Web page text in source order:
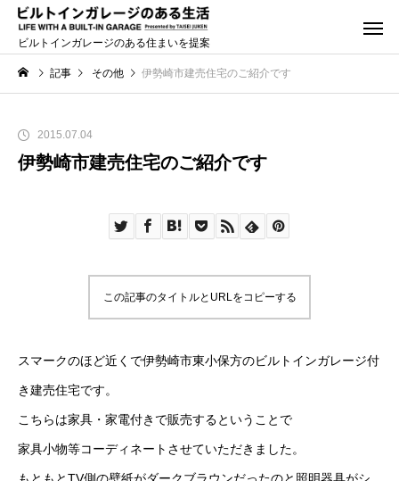
ビルトインガレージのある住まいを提案
記事 その他 伊勢崎市建売住宅のご紹介です
2015.07.04
伊勢崎市建売住宅のご紹介です
この記事のタイトルとURLをコピーする
スマークのほど近くで伊勢崎市東小保方のビルトインガレージ付
き建売住宅です。
こちらは家具・家電付きで販売するということで
家具小物等コーディネートさせていただきました。